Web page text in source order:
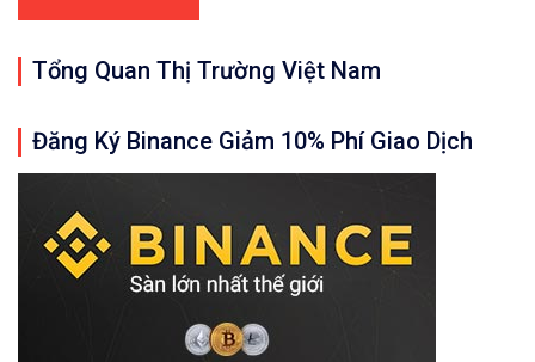
𝘟𝘦𝘮 𝘤𝘩𝘪 𝘵𝘪ế𝘵: https://chungkhoanforex.com/8-1-
𝐀𝐧 𝐭â𝐦 𝐦ở 𝐭à𝐢 𝐤𝐡𝐨ả𝐧 𝐠𝐢𝐚𝐨 𝐝ị𝐜𝐡 𝐁𝐢𝐭𝐜𝐨𝐢𝐧 𝐯à 𝐧𝐡𝐢ề𝐮
𝘔ở 𝘵à𝘪 𝘬𝘩𝘰ả𝘯 𝘵𝘳ê𝘯 𝘴à𝘯 𝘉𝘪𝘯𝘢𝘯𝘤𝘦 𝘯ổ𝘪 𝘵𝘪ế𝘯𝘨:
Tổng Quan Thị Trường Việt Nam
Đăng Ký Binance Giảm 10% Phí Giao Dịch